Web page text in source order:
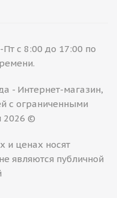
с 8:00 до 17:00 по
- Интернет-магазин,
с ограниченными
2026 ©
и ценах носят
являются публичной